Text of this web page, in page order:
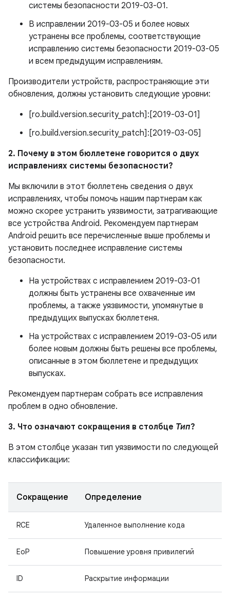
системы безопасности 2019-03-01.
В исправлении 2019-03-05 и более новых
устранены все проблемы, соответствующие
исправлению системы безопасности 2019-03-05
и всем предыдущим исправлениям.
Производители устройств, распространяющие эти
обновления, должны установить следующие уровни:
[ro.build.version.security_patch]:[2019-03-01]
[ro.build.version.security_patch]:[2019-03-05]
2. Почему в этом бюллетене говорится о двух
исправлениях системы безопасности?
Мы включили в этот бюллетень сведения о двух
исправлениях, чтобы помочь нашим партнерам как
можно скорее устранить уязвимости, затрагивающие
все устройства Android. Рекомендуем партнерам
Android решить все перечисленные выше проблемы и
установить последнее исправление системы
безопасности.
На устройствах с исправлением 2019-03-01
должны быть устранены все охваченные им
проблемы, а также уязвимости, упомянутые в
предыдущих выпусках бюллетеня.
На устройствах с исправлением 2019-03-05 или
более новым должны быть решены все проблемы,
описанные в этом бюллетене и предыдущих
выпусках.
Рекомендуем партнерам собрать все исправления
проблем в одно обновление.
3. Что означают сокращения в столбце Тип?
В этом столбце указан тип уязвимости по следующей
классификации:
Сокращение Определение
RCE Удаленное выполнение кода
EoP Повышение уровня привилегий
ID Раскрытие информации